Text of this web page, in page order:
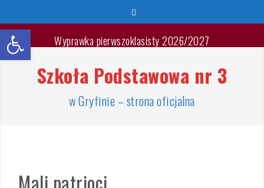
treści
Wyprawka pierwszoklasisty 2026/2027
🐳🐚Wspaniałych Wakacji🐬🐙
List Minister Edukacji na zakończenie roku szkolnego
2025/2026
Szkoła Podstawowa nr 3
w Gryfinie – strona oficjalna
Mali patrioci
Otwórz pasek narzędzi